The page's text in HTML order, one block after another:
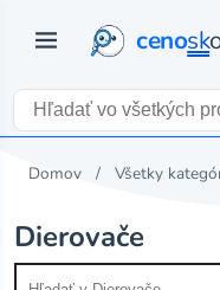
cenosk
Domov Všetky
Dierovače